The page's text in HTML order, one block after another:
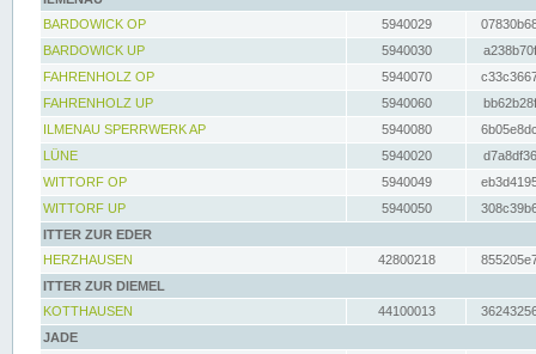
BARDOWICK OP
5940029
BARDOWICK UP
5940030
FAHRENHOLZ OP
5940070
FAHRENHOLZ UP
5940060
ILMENAU SPERRWERK AP
5940080
LÜNE
5940020
WITTORF OP
5940049
WITTORF UP
5940050
ITTER ZUR EDER
HERZHAUSEN
42800218
ITTER ZUR DIEMEL
KOTTHAUSEN
44100013
JADE